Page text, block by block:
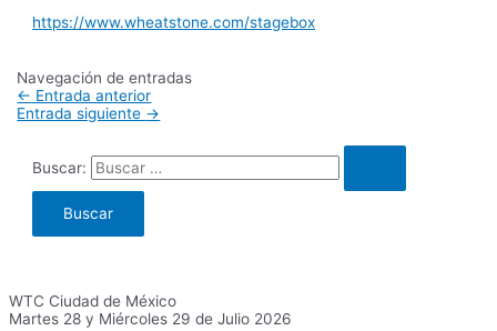
https://www.wheatstone.com/stagebox
Navegación de entradas
← Entrada anterior
Entrada siguiente →
Buscar:
WTC Ciudad de México
Martes 28 y Miércoles 29 de Julio 2026